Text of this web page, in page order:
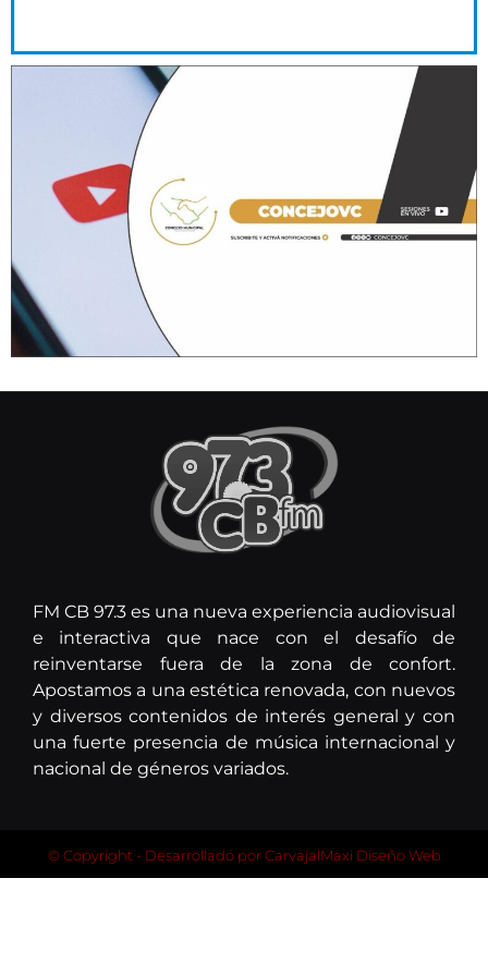
FM CB 97.3 es una nueva experiencia audiovisual
e interactiva que nace con el desafío de
reinventarse fuera de la zona de confort.
Apostamos a una estética renovada, con nuevos
y diversos contenidos de interés general y con
una fuerte presencia de música internacional y
nacional de géneros variados.
© Copyright - Desarrollado porCarvajalMaxi Diseño Web